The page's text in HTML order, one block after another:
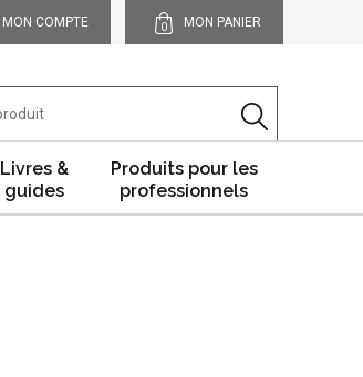
MON COMPTE 0 MON PANIER
Livres &
guides
Produits pour les
professionnels